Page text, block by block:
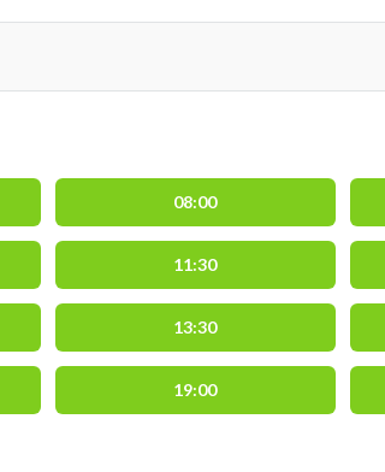
08:00
11:30
13:30
19:00